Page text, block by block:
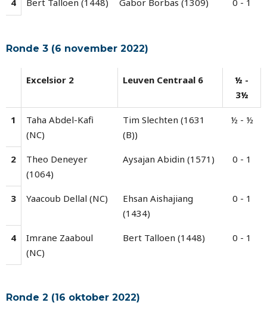
4 Bert Talloen (1448) Gabor Borbas (1309) 0 - 1
Ronde 3 (6 november 2022)
Excelsior 2 Leuven Centraal 6
½ -
3½
1
Taha Abdel-Kafi
(NC)
Tim Slechten (1631
(B))
½ - ½
2
Theo Deneyer
(1064)
Aysajan Abidin (1571) 0 - 1
3 Yaacoub Dellal (NC)
Ehsan Aishajiang
(1434)
0 - 1
4
Imrane Zaaboul
(NC)
Bert Talloen (1448) 0 - 1
Ronde 2 (16 oktober 2022)